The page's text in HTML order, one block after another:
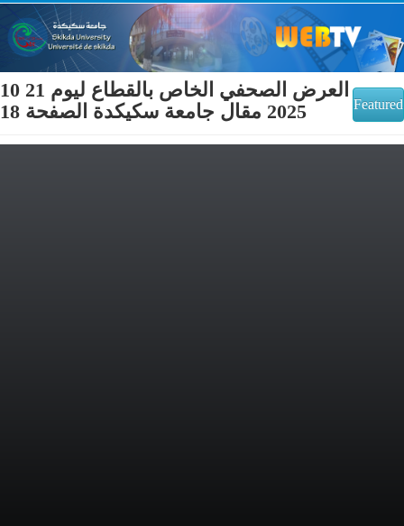
العرض الصحفي الخاص بالقطاع ليوم 21 10
2025 مقال جامعة سكيكدة الصفحة 18
Featured